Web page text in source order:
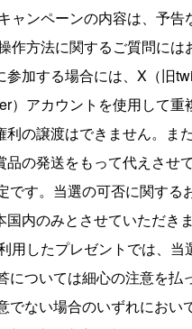
ャンペーンの内容は、予
作方法に関するご質問に
参加する場合には、X（旧
）アカウントを使用して
の譲渡はできません。ま
品の発送をもって代えさせ
です。当選の可否に関する
内のみとさせていただきま
用したプレゼントでは、
については細心の注意を
でない場合のいずれにお